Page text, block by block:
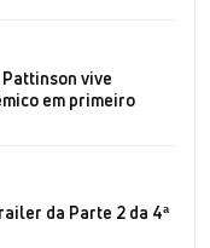
vive
em primeiro
da Parte 2 da 4ª